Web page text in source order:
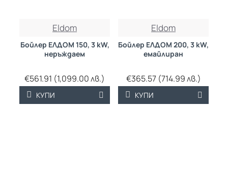
Eldom
Бойлер ЕЛДОМ 150, 3 kW,
неръждаем
€561.91 (1,099.00 лв.)
КУПИ
Eldom
Бойлер ЕЛДОМ 200, 3 kW,
емайлиран
€365.57 (714.99 лв.)
КУПИ